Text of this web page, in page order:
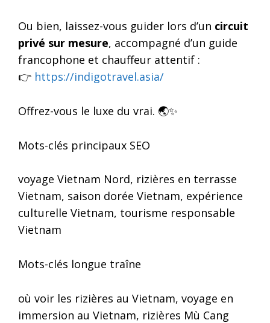
Ou bien, laissez-vous guider lors d’un circuit
privé sur mesure, accompagné d’un guide
francophone et chauffeur attentif :
👉 https://indigotravel.asia/
Offrez-vous le luxe du vrai. 🌏✨
Mots-clés principaux SEO
voyage Vietnam Nord, rizières en terrasse
Vietnam, saison dorée Vietnam, expérience
culturelle Vietnam, tourisme responsable
Vietnam
Mots-clés longue traîne
où voir les rizières au Vietnam, voyage en
immersion au Vietnam, rizières Mù Cang